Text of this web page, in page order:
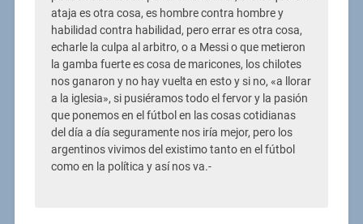
ataja es otra cosa, es hombre contra hombre y
habilidad contra habilidad, pero errar es otra cosa,
echarle la culpa al arbitro, o a Messi o que metieron
la gamba fuerte es cosa de maricones, los chilotes
nos ganaron y no hay vuelta en esto y si no, «a llorar
a la iglesia», si pusiéramos todo el fervor y la pasión
que ponemos en el fútbol en las cosas cotidianas
del día a día seguramente nos iría mejor, pero los
argentinos vivimos del existimo tanto en el fútbol
como en la política y así nos va.-